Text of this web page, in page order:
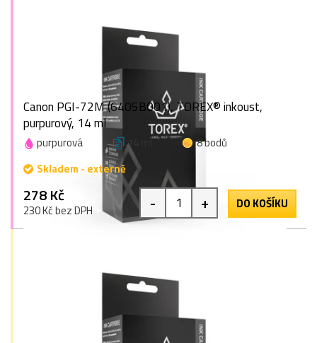
Canon PGI-72M (6405B001), TOREX® inkoust,
purpurový, 14 ml
purpurová 14 ml
8 bodů
Skladem - externě
278 Kč
230 Kč bez DPH - + DO KOŠÍKU